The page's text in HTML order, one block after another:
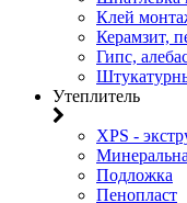
Клей
Керамзит,
Гипс,
Утеплитель
XPS -
Подложка
Пенопласт